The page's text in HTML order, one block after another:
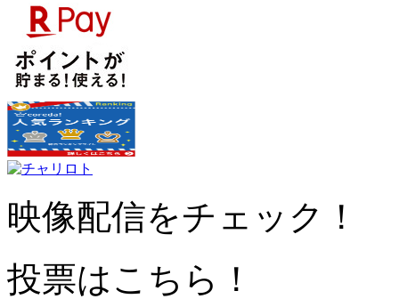
映像配信をチェック！
投票はこちら！